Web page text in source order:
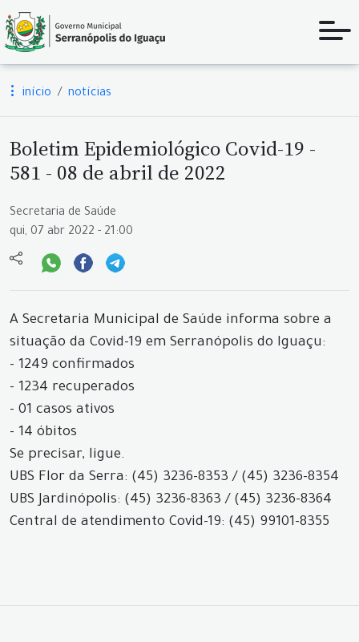
início notícias
Boletim Epidemiológico Covid-19 -
581 - 08 de abril de 2022
Secretaria de Saúde
qui, 07 abr 2022 - 21:00
A Secretaria Municipal de Saúde informa sobre a
situação da Covid-19 em Serranópolis do Iguaçu:
- 1249 confirmados
- 1234 recuperados
- 01 casos ativos
- 14 óbitos
Se precisar, ligue.
UBS Flor da Serra: (45) 3236-8353 / (45) 3236-8354
UBS Jardinópolis: (45) 3236-8363 / (45) 3236-8364
Central de atendimento Covid-19: (45) 99101-8355